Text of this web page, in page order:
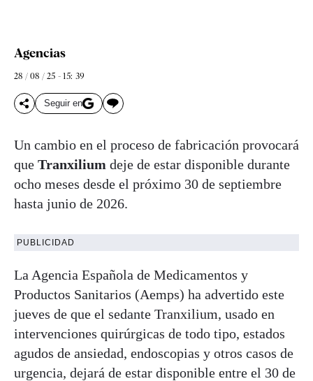
Agencias
28 / 08 / 25 - 15: 39
Seguir en
Un cambio en el proceso de fabricación provocará
que Tranxilium deje de estar disponible durante
ocho meses desde el próximo 30 de septiembre
hasta junio de 2026.
PUBLICIDAD
La Agencia Española de Medicamentos y
Productos Sanitarios (Aemps) ha advertido este
jueves de que el sedante Tranxilium, usado en
intervenciones quirúrgicas de todo tipo, estados
agudos de ansiedad, endoscopias y otros casos de
urgencia, dejará de estar disponible entre el 30 de